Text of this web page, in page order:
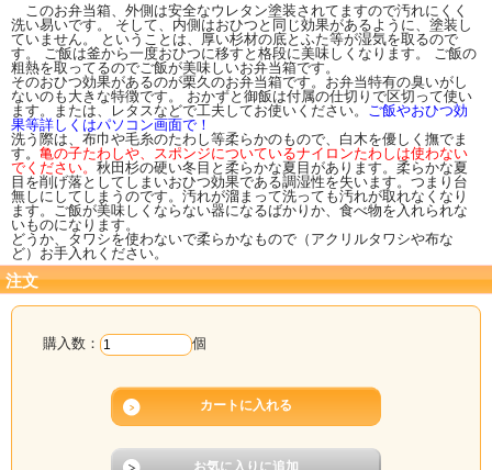
このお弁当箱、外側は安全なウレタン塗装されてますので汚れにくく
洗い易いです。 そして、内側はおひつと同じ効果があるように、塗装し
ていません。 ということは、厚い杉材の底とふた等が湿気を取るので
す。 ご飯は釜から一度おひつに移すと格段に美味しくなります。 ご飯の
粗熱を取ってるのでご飯が美味しいお弁当箱です。
そのおひつ効果があるのが栗久のお弁当箱です。お弁当特有の臭いがし
ないのも大きな特徴です。 おかずと御飯は付属の仕切りで区切って使い
ます。または、レタスなどで工夫してお使いください。
ご飯やおひつ効
果等詳しくはパソコン画面で！
洗う際は、布巾や毛糸のたわし等柔らかのもので、白木を優しく撫でま
す 。 亀の子たわしや、スポンジについているナイロンたわしは使わない
でください。 秋田杉の硬い冬目と柔らかな夏目があります。柔らかな夏
目を削げ落としてしまいおひつ効果である調湿性を失います。つまり台
無しにしてしまうのです。汚れが溜まって洗っても汚れが取れなくなり
ます。ご飯が美味しくならない器になるばかりか、食べ物を入れられな
いものになります。
どうか、タワシを使わないで柔らかなもので（アクリルタワシや布な
ど）お手入れください。
注文
購入数： 個